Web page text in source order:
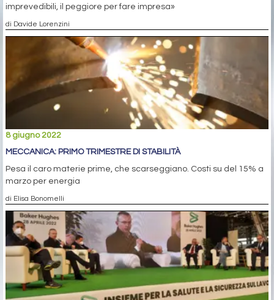
imprevedibili, il peggiore per fare impresa»
di Davide Lorenzini
8 giugno 2022
MECCANICA: PRIMO TRIMESTRE DI STABILITÀ
Pesa il caro materie prime, che scarseggiano. Costi su del 15% a
marzo per energia
di Elisa Bonomelli